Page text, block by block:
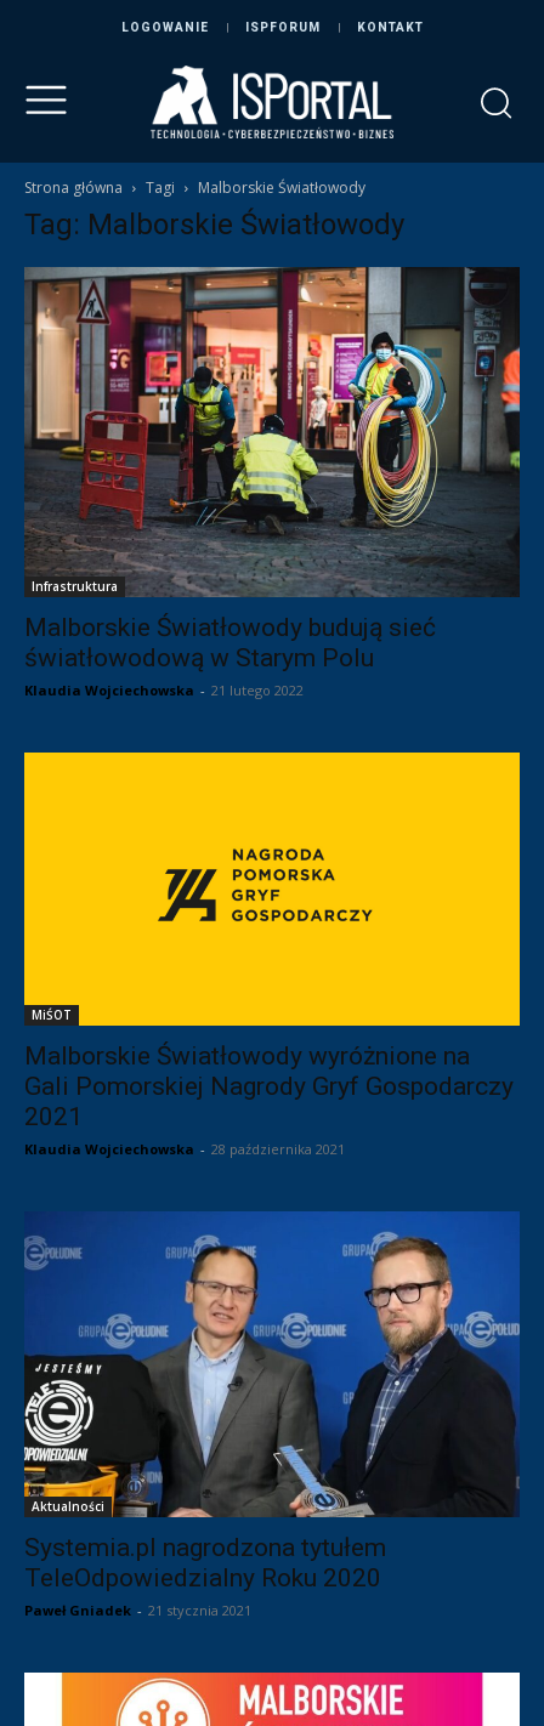
LOGOWANIE ISPFORUM KONTAKT
Strona główna Tagi Malborskie Światłowody
Tag: Malborskie Światłowody
Infrastruktura
Malborskie Światłowody budują sieć
światłowodową w Starym Polu
Klaudia Wojciechowska - 21 lutego 2022
MiŚOT
Malborskie Światłowody wyróżnione na
Gali Pomorskiej Nagrody Gryf Gospodarczy
2021
Klaudia Wojciechowska - 28 października 2021
Aktualności
Systemia.pl nagrodzona tytułem
TeleOdpowiedzialny Roku 2020
Paweł Gniadek - 21 stycznia 2021